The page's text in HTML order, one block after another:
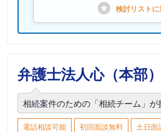
検討リストに
弁護士法人心（本部）
相続案件のための「相続チーム」が
電話相談可能 初回面談無料
土日面